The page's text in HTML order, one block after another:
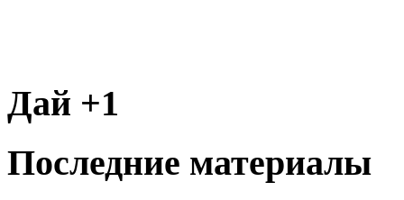
Дай +1
Последние материалы